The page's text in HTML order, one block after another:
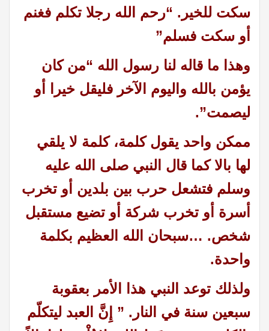
سكت للخير. “رحم الله رجلا تكلم فغنم
أو سكت فسلم”
وهذا ما قاله لنا رسول الله “من كان
يؤمن بالله واليوم الآخر فليقل خيرا أو
ليصمت”.
ممكن واحد يقول كلمة، كلمة لا يلقي
لها بالا كما قال النبي صلى الله عليه
وسلم فتشعل حرب بين بلدين أو تخرب
أسرة أو تخرب شركة أو تضيع مستقبل
شخص. …سبحان الله العظيم بكلمة
واحدة.
ولذلك توعد النبي هذا الأمر بعقوبة
سبعين سنة في النار. ” إِنَّ العبد ليتكلّم